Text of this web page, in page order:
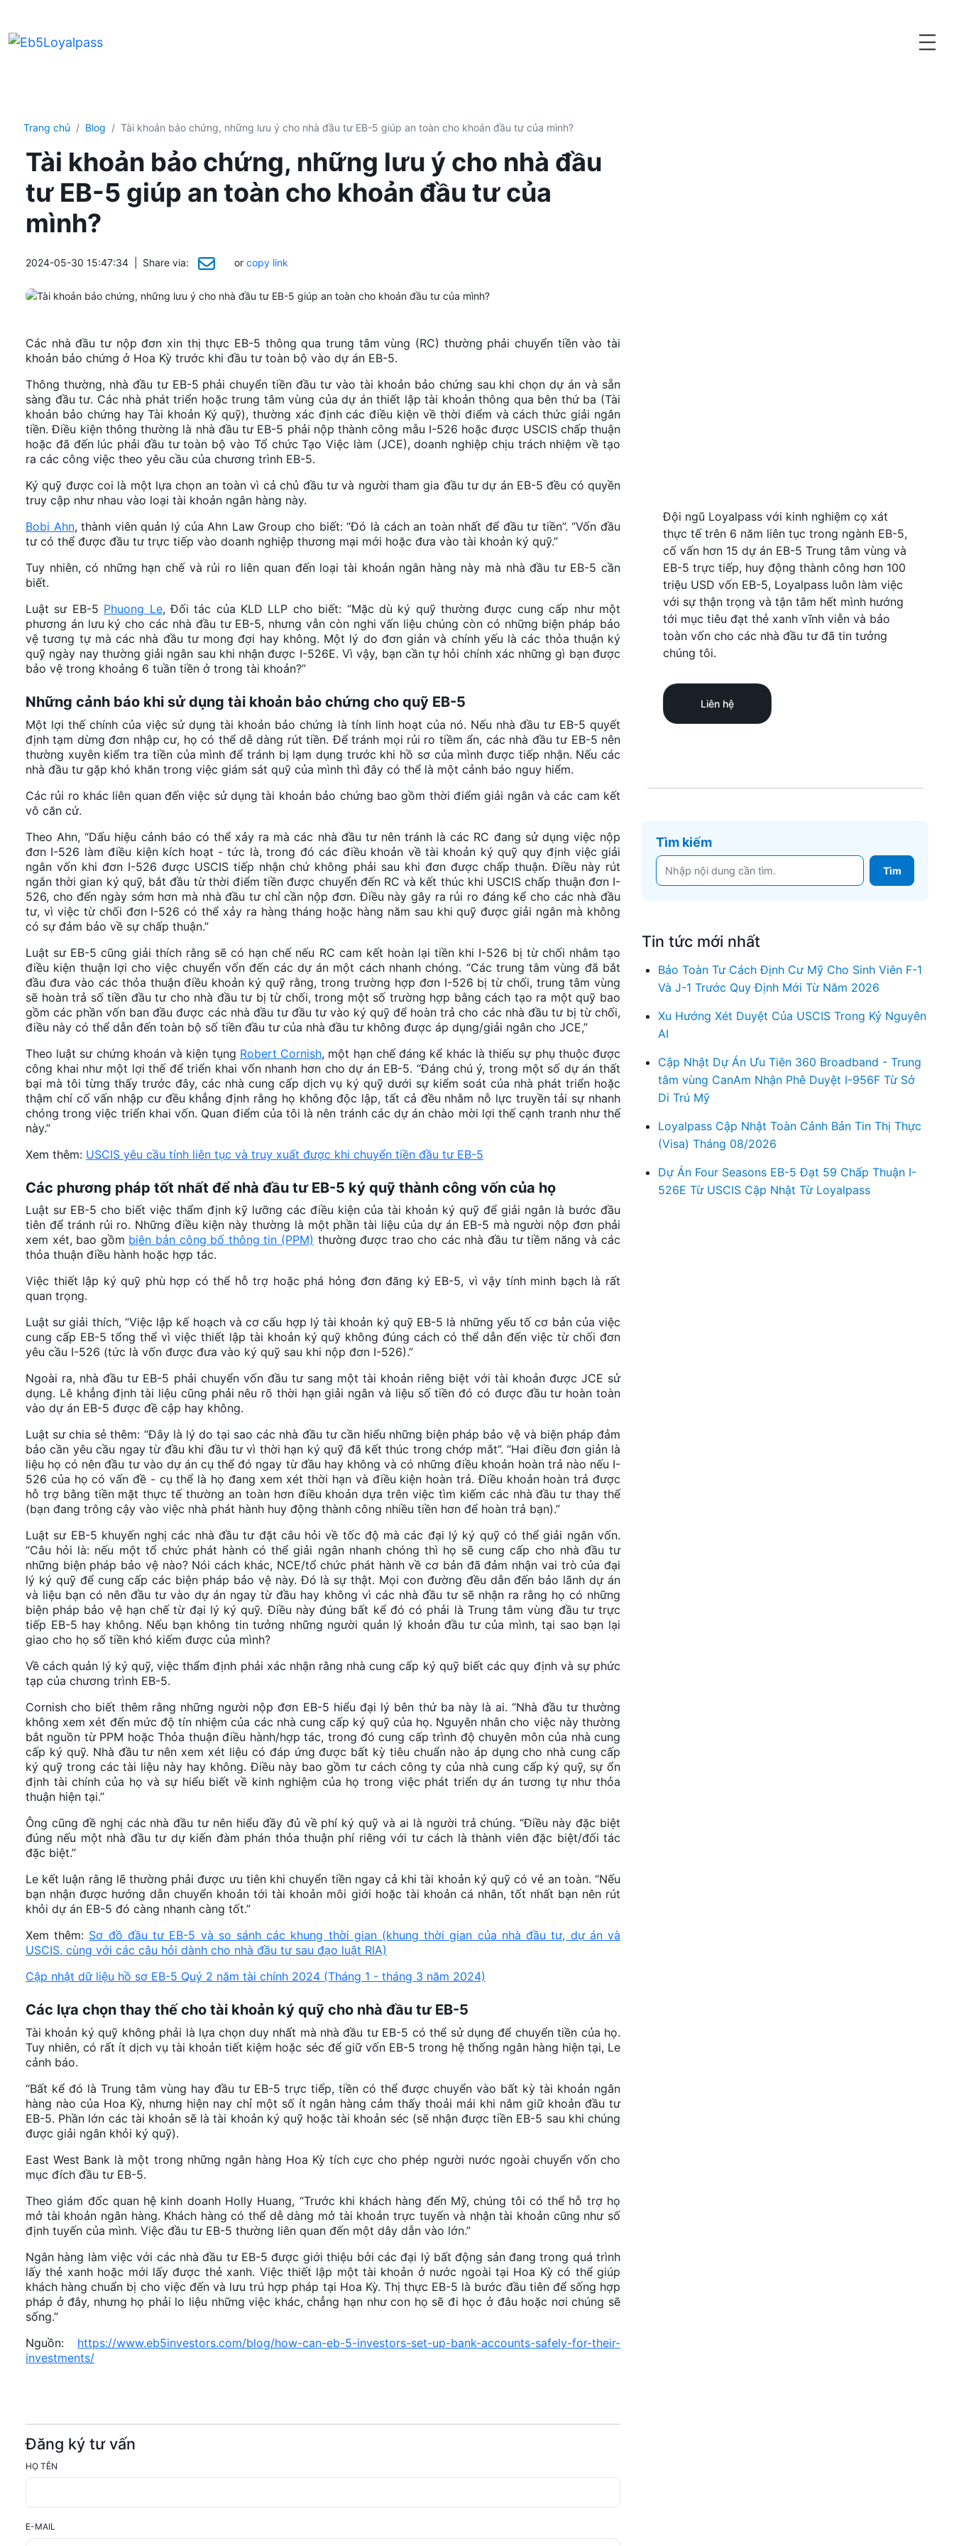
Trang chủ Blog Tài khoản bảo chứng, những lưu ý cho nhà đầu tư EB-5 giúp an toàn cho khoản đầu tư của mình?
Tài khoản bảo chứng, những lưu ý cho nhà đầu
tư EB-5 giúp an toàn cho khoản đầu tư của
mình?
2024-05-30 15:47:34 Share via: or copy link
Các nhà đầu tư nộp đơn xin thị thực EB-5 thông qua trung tâm vùng (RC) thường phải chuyển tiền vào tài
khoản bảo chứng ở Hoa Kỳ trước khi đầu tư toàn bộ vào dự án EB-5.
Thông thường, nhà đầu tư EB-5 phải chuyển tiền đầu tư vào tài khoản bảo chứng sau khi chọn dự án và sẵn
sàng đầu tư. Các nhà phát triển hoặc trung tâm vùng của dự án thiết lập tài khoản thông qua bên thứ ba (Tài
khoản bảo chứng hay Tài khoản Ký quỹ), thường xác định các điều kiện về thời điểm và cách thức giải ngân
tiền. Điều kiện thông thường là nhà đầu tư EB-5 phải nộp thành công mẫu I-526 hoặc được USCIS chấp thuận
hoặc đã đến lúc phải đầu tư toàn bộ vào Tổ chức Tạo Việc làm (JCE), doanh nghiệp chịu trách nhiệm về tạo
ra các công việc theo yêu cầu của chương trình EB-5.
Ký quỹ được coi là một lựa chọn an toàn vì cả chủ đầu tư và người tham gia đầu tư dự án EB-5 đều có quyền
truy cập như nhau vào loại tài khoản ngân hàng này.
Bobi Ahn, thành viên quản lý của Ahn Law Group cho biết: “Đó là cách an toàn nhất để đầu tư tiền”. “Vốn đầu
tư có thể được đầu tư trực tiếp vào doanh nghiệp thương mại mới hoặc đưa vào tài khoản ký quỹ.”
Tuy nhiên, có những hạn chế và rủi ro liên quan đến loại tài khoản ngân hàng này mà nhà đầu tư EB-5 cần
biết.
Luật sư EB-5 Phuong Le, Đối tác của KLD LLP cho biết: “Mặc dù ký quỹ thường được cung cấp như một
phương án lưu ký cho các nhà đầu tư EB-5, nhưng vẫn còn nghi vấn liệu chúng còn có những biện pháp bảo
vệ tương tự mà các nhà đầu tư mong đợi hay không. Một lý do đơn giản và chính yếu là các thỏa thuận ký
quỹ ngày nay thường giải ngân sau khi nhận được I-526E. Vì vậy, bạn cần tự hỏi chính xác những gì bạn được
bảo vệ trong khoảng 6 tuần tiền ở trong tài khoản?”
Những cảnh báo khi sử dụng tài khoản bảo chứng cho quỹ EB-5
Một lợi thế chính của việc sử dụng tài khoản bảo chứng là tính linh hoạt của nó. Nếu nhà đầu tư EB-5 quyết
định tạm dừng đơn nhập cư, họ có thể dễ dàng rút tiền. Để tránh mọi rủi ro tiềm ẩn, các nhà đầu tư EB-5 nên
thường xuyên kiểm tra tiền của mình để tránh bị lạm dụng trước khi hồ sơ của mình được tiếp nhận. Nếu các
nhà đầu tư gặp khó khăn trong việc giám sát quỹ của mình thì đây có thể là một cảnh báo nguy hiểm.
Các rủi ro khác liên quan đến việc sử dụng tài khoản bảo chứng bao gồm thời điểm giải ngân và các cam kết
vô căn cứ.
Theo Ahn, “Dấu hiệu cảnh báo có thể xảy ra mà các nhà đầu tư nên tránh là các RC đang sử dụng việc nộp
đơn I-526 làm điều kiện kích hoạt - tức là, trong đó các điều khoản về tài khoản ký quỹ quy định việc giải
ngân vốn khi đơn I-526 được USCIS tiếp nhận chứ không phải sau khi đơn được chấp thuận. Điều này rút
ngắn thời gian ký quỹ, bắt đầu từ thời điểm tiền được chuyển đến RC và kết thúc khi USCIS chấp thuận đơn I-
526, cho đến ngày sớm hơn mà nhà đầu tư chỉ cần nộp đơn. Điều này gây ra rủi ro đáng kể cho các nhà đầu
tư, vì việc từ chối đơn I-526 có thể xảy ra hàng tháng hoặc hàng năm sau khi quỹ được giải ngân mà không
có sự đảm bảo về sự chấp thuận.”
Luật sư EB-5 cũng giải thích rằng sẽ có hạn chế nếu RC cam kết hoàn lại tiền khi I-526 bị từ chối nhằm tạo
điều kiện thuận lợi cho việc chuyển vốn đến các dự án một cách nhanh chóng. “Các trung tâm vùng đã bắt
đầu đưa vào các thỏa thuận điều khoản ký quỹ rằng, trong trường hợp đơn I-526 bị từ chối, trung tâm vùng
sẽ hoàn trả số tiền đầu tư cho nhà đầu tư bị từ chối, trong một số trường hợp bằng cách tạo ra một quỹ bao
gồm các phần vốn ban đầu được các nhà đầu tư đầu tư vào ký quỹ để hoàn trả cho các nhà đầu tư bị từ chối,
điều này có thể dẫn đến toàn bộ số tiền đầu tư của nhà đầu tư không được áp dụng/giải ngân cho JCE,”
Theo luật sư chứng khoán và kiện tụng Robert Cornish, một hạn chế đáng kể khác là thiếu sự phụ thuộc được
công khai như một lợi thế để triển khai vốn nhanh hơn cho dự án EB-5. “Đáng chú ý, trong một số dự án thất
bại mà tôi từng thấy trước đây, các nhà cung cấp dịch vụ ký quỹ dưới sự kiểm soát của nhà phát triển hoặc
thậm chí cố vấn nhập cư đều khẳng định rằng họ không độc lập, tất cả đều nhằm nỗ lực truyền tải sự nhanh
chóng trong việc triển khai vốn. Quan điểm của tôi là nên tránh các dự án chào mời lợi thế cạnh tranh như thế
này.”
Xem thêm: USCIS yêu cầu tính liên tục và truy xuất được khi chuyển tiền đầu tư EB-5
Các phương pháp tốt nhất để nhà đầu tư EB-5 ký quỹ thành công vốn của họ
Luật sư EB-5 cho biết việc thẩm định kỹ lưỡng các điều kiện của tài khoản ký quỹ để giải ngân là bước đầu
tiên để tránh rủi ro. Những điều kiện này thường là một phần tài liệu của dự án EB-5 mà người nộp đơn phải
xem xét, bao gồm biên bản công bố thông tin (PPM) thường được trao cho các nhà đầu tư tiềm năng và các
thỏa thuận điều hành hoặc hợp tác.
Việc thiết lập ký quỹ phù hợp có thể hỗ trợ hoặc phá hỏng đơn đăng ký EB-5, vì vậy tính minh bạch là rất
quan trọng.
Luật sư giải thích, “Việc lập kế hoạch và cơ cấu hợp lý tài khoản ký quỹ EB-5 là những yếu tố cơ bản của việc
cung cấp EB-5 tổng thể vì việc thiết lập tài khoản ký quỹ không đúng cách có thể dẫn đến việc từ chối đơn
yêu cầu I-526 (tức là vốn được đưa vào ký quỹ sau khi nộp đơn I-526).”
Ngoài ra, nhà đầu tư EB-5 phải chuyển vốn đầu tư sang một tài khoản riêng biệt với tài khoản được JCE sử
dụng. Lê khẳng định tài liệu cũng phải nêu rõ thời hạn giải ngân và liệu số tiền đó có được đầu tư hoàn toàn
vào dự án EB-5 được đề cập hay không.
Luật sư chia sẻ thêm: “Đây là lý do tại sao các nhà đầu tư cần hiểu những biện pháp bảo vệ và biện pháp đảm
bảo cần yêu cầu ngay từ đầu khi đầu tư vì thời hạn ký quỹ đã kết thúc trong chớp mắt”. “Hai điều đơn giản là
liệu họ có nên đầu tư vào dự án cụ thể đó ngay từ đầu hay không và có những điều khoản hoàn trả nào nếu I-
526 của họ có vấn đề - cụ thể là họ đang xem xét thời hạn và điều kiện hoàn trả. Điều khoản hoàn trả được
hỗ trợ bằng tiền mặt thực tế thường an toàn hơn điều khoản dựa trên việc tìm kiếm các nhà đầu tư thay thế
(bạn đang trông cậy vào việc nhà phát hành huy động thành công nhiều tiền hơn để hoàn trả bạn).”
Luật sư EB-5 khuyến nghị các nhà đầu tư đặt câu hỏi về tốc độ mà các đại lý ký quỹ có thể giải ngân vốn.
“Câu hỏi là: nếu một tổ chức phát hành có thể giải ngân nhanh chóng thì họ sẽ cung cấp cho nhà đầu tư
những biện pháp bảo vệ nào? Nói cách khác, NCE/tổ chức phát hành về cơ bản đã đảm nhận vai trò của đại
lý ký quỹ để cung cấp các biện pháp bảo vệ này. Đó là sự thật. Mọi con đường đều dẫn đến bảo lãnh dự án
và liệu bạn có nên đầu tư vào dự án ngay từ đầu hay không vì các nhà đầu tư sẽ nhận ra rằng họ có những
biện pháp bảo vệ hạn chế từ đại lý ký quỹ. Điều này đúng bất kể đó có phải là Trung tâm vùng đầu tư trực
tiếp EB-5 hay không. Nếu bạn không tin tưởng những người quản lý khoản đầu tư của mình, tại sao bạn lại
giao cho họ số tiền khó kiếm được của mình?
Về cách quản lý ký quỹ, việc thẩm định phải xác nhận rằng nhà cung cấp ký quỹ biết các quy định và sự phức
tạp của chương trình EB-5.
Cornish cho biết thêm rằng những người nộp đơn EB-5 hiểu đại lý bên thứ ba này là ai. “Nhà đầu tư thường
không xem xét đến mức độ tín nhiệm của các nhà cung cấp ký quỹ của họ. Nguyên nhân cho việc này thường
bắt nguồn từ PPM hoặc Thỏa thuận điều hành/hợp tác, trong đó cung cấp trình độ chuyên môn của nhà cung
cấp ký quỹ. Nhà đầu tư nên xem xét liệu có đáp ứng được bất kỳ tiêu chuẩn nào áp dụng cho nhà cung cấp
ký quỹ trong các tài liệu này hay không. Điều này bao gồm tư cách công ty của nhà cung cấp ký quỹ, sự ổn
định tài chính của họ và sự hiểu biết về kinh nghiệm của họ trong việc phát triển dự án tương tự như thỏa
thuận hiện tại.”
Ông cũng đề nghị các nhà đầu tư nên hiểu đầy đủ về phí ký quỹ và ai là người trả chúng. “Điều này đặc biệt
đúng nếu một nhà đầu tư dự kiến ​​đàm phán thỏa thuận phí riêng với tư cách là thành viên đặc biệt/đối tác
đặc biệt.”
Le kết luận rằng lẽ thường phải được ưu tiên khi chuyển tiền ngay cả khi tài khoản ký quỹ có vẻ an toàn. “Nếu
bạn nhận được hướng dẫn chuyển khoản tới tài khoản môi giới hoặc tài khoản cá nhân, tốt nhất bạn nên rút
khỏi dự án EB-5 đó càng nhanh càng tốt.”
Xem thêm: Sơ đồ đầu tư EB-5 và so sánh các khung thời gian (khung thời gian của nhà đầu tư, dự án và
USCIS, cùng với các câu hỏi dành cho nhà đầu tư sau đạo luật RIA)
Cập nhật dữ liệu hồ sơ EB-5 Quý 2 năm tài chính 2024 (Tháng 1 - tháng 3 năm 2024)
Các lựa chọn thay thế cho tài khoản ký quỹ cho nhà đầu tư EB-5
Tài khoản ký quỹ không phải là lựa chọn duy nhất mà nhà đầu tư EB-5 có thể sử dụng để chuyển tiền của họ.
Tuy nhiên, có rất ít dịch vụ tài khoản tiết kiệm hoặc séc để giữ vốn EB-5 trong hệ thống ngân hàng hiện tại, Le
cảnh báo.
“Bất kể đó là Trung tâm vùng hay đầu tư EB-5 trực tiếp, tiền có thể được chuyển vào bất kỳ tài khoản ngân
hàng nào của Hoa Kỳ, nhưng hiện nay chỉ một số ít ngân hàng cảm thấy thoải mái khi nắm giữ khoản đầu tư
EB-5. Phần lớn các tài khoản sẽ là tài khoản ký quỹ hoặc tài khoản séc (sẽ nhận được tiền EB-5 sau khi chúng
được giải ngân khỏi ký quỹ).
East West Bank là một trong những ngân hàng Hoa Kỳ tích cực cho phép người nước ngoài chuyển vốn cho
mục đích đầu tư EB-5.
Theo giám đốc quan hệ kinh doanh Holly Huang, “Trước khi khách hàng đến Mỹ, chúng tôi có thể hỗ trợ họ
mở tài khoản ngân hàng. Khách hàng có thể dễ dàng mở tài khoản trực tuyến và nhận tài khoản cũng như số
định tuyến của mình. Việc đầu tư EB-5 thường liên quan đến một dây dẫn vào lớn.”
Ngân hàng làm việc với các nhà đầu tư EB-5 được giới thiệu bởi các đại lý bất động sản đang trong quá trình
lấy thẻ xanh hoặc mới lấy được thẻ xanh. Việc thiết lập một tài khoản ở nước ngoài tại Hoa Kỳ có thể giúp
khách hàng chuẩn bị cho việc đến và lưu trú hợp pháp tại Hoa Kỳ. Thị thực EB-5 là bước đầu tiên để sống hợp
pháp ở đây, nhưng họ phải lo liệu những việc khác, chẳng hạn như con họ sẽ đi học ở đâu hoặc nơi chúng sẽ
sống.”
Nguồn: https://www.eb5investors.com/blog/how-can-eb-5-investors-set-up-bank-accounts-safely-for-their-
investments/
Đăng ký tư vấn
HỌ TÊN
E-MAIL
Đội ngũ Loyalpass với kinh nghiệm cọ xát
thực tế trên 6 năm liên tục trong ngành EB-5,
cố vấn hơn 15 dự án EB-5 Trung tâm vùng và
EB-5 trực tiếp, huy động thành công hơn 100
triệu USD vốn EB-5, Loyalpass luôn làm việc
với sự thận trọng và tận tâm hết mình hướng
tới mục tiêu đạt thẻ xanh vĩnh viễn và bảo
toàn vốn cho các nhà đầu tư đã tin tưởng
chúng tôi.
Liên hệ
Tìm kiếm
Tin tức mới nhất
Bảo Toàn Tư Cách Định Cư Mỹ Cho Sinh Viên F-1
Và J-1 Trước Quy Định Mới Từ Năm 2026
Xu Hướng Xét Duyệt Của USCIS Trong Kỷ Nguyên
AI
Cập Nhật Dự Án Ưu Tiên 360 Broadband - Trung
tâm vùng CanAm Nhận Phê Duyệt I-956F Từ Sở
Di Trú Mỹ
Loyalpass Cập Nhật Toàn Cảnh Bản Tin Thị Thực
(Visa) Tháng 08/2026
Dự Án Four Seasons EB-5 Đạt 59 Chấp Thuận I-
526E Từ USCIS Cập Nhật Từ Loyalpass